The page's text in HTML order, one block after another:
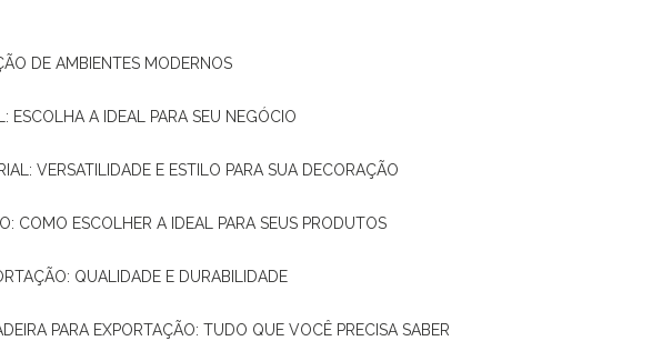
DE AMBIENTES MODERNOS
ESCOLHA A IDEAL PARA SEU NEGÓCIO
VERSATILIDADE E ESTILO PARA SUA DECORAÇÃO
COMO ESCOLHER A IDEAL PARA SEUS PRODUTOS
QUALIDADE E DURABILIDADE
PARA EXPORTAÇÃO: TUDO QUE VOCÊ PRECISA SABER